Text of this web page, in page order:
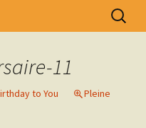
Médico –
de Tournai –
Limitrophes
11
to You
Pleine